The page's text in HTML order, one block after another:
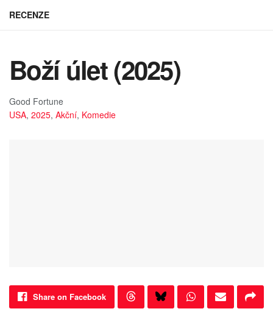
RECENZE
Boží úlet (2025)
Good Fortune
USA, 2025, Akční, Komedie
Share on Facebook